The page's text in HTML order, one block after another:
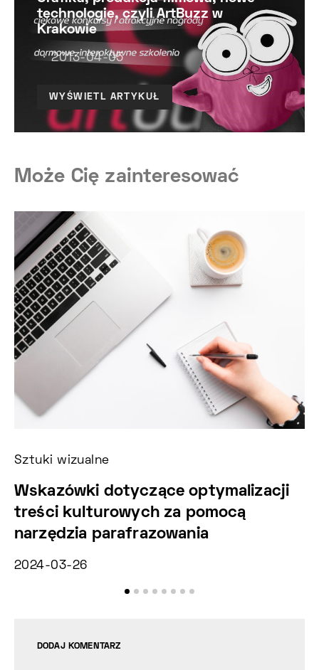
technologie, czyli ArtBuzz w
Krakowie
2013-04-05
WYŚWIETL ARTYKUŁ
Może Cię zainteresować
Sztuki wizualne
Wskazówki dotyczące optymalizacji
treści kulturowych za pomocą
narzędzia parafrazowania
2024-03-26
DODAJ KOMENTARZ